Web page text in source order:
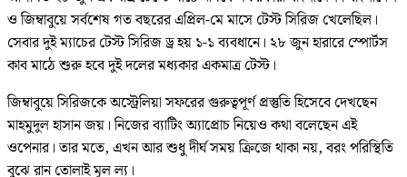
ও জিম্বাবুয়ে সর্বশেষ গত বছরের এপ্রিল-মে মাসে টেস্ট সিরিজ খেলেছিল।
সেবার দুই ম্যাচের টেস্ট সিরিজ ড্র হয় ১-১ ব্যবধানে। ২৮ জুন হারারে স্পোর্টস
কাব মাঠে শুরু হবে দুই দলের মধ্যকার একমাত্র টেস্ট।
জিম্বাবুয়ে সিরিজকে অস্ট্রেলিয়া সফরের গুরুত্বপূর্ণ প্রস্তুতি হিসেবে দেখছেন
মাহমুদুল হাসান জয়। নিজের ব্যাটিং অ্যাপ্রোচ নিয়েও কথা বলেছেন এই
ওপেনার। তার মতে, এখন আর শুধু দীর্ঘ সময় ক্রিজে থাকা নয়, বরং পরিস্থিতি
বুঝে রান তোলাই মূল ল্য।